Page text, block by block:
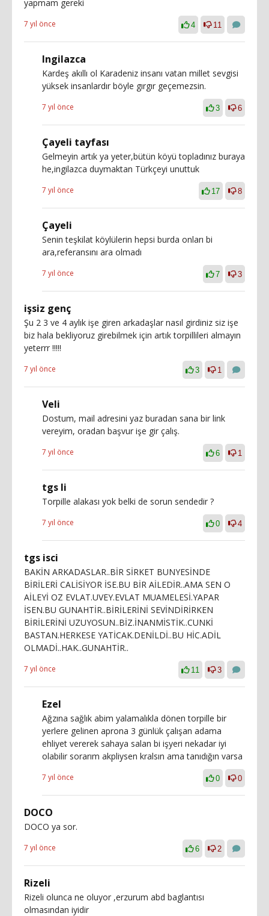
yapmam gereki
7 yıl önce 4 11
Ingilazca
Kardeş akıllı ol Karadeniz insanı vatan millet sevgisi
yüksek insanlardır böyle gırgır geçemezsin.
7 yıl önce 3 6
Çayeli tayfası
Gelmeyin artık ya yeter,bütün köyü topladınız buraya
he,ingilazca duymaktan Türkçeyi unuttuk
7 yıl önce 17 8
Çayeli
Senin teşkilat köylülerin hepsi burda onları bi
ara,referansını ara olmadı
7 yıl önce 7 3
işsiz genç
Şu 2 3 ve 4 aylık işe giren arkadaşlar nasıl girdiniz siz işe
biz hala bekliyoruz girebilmek için artık torpillileri almayın
yeterrr !!!!!
7 yıl önce 3 1
Veli
Dostum, mail adresini yaz buradan sana bir link
vereyim, oradan başvur işe gir çalış.
7 yıl önce 6 1
tgs li
Torpille alakası yok belki de sorun sendedir ?
7 yıl önce 0 4
tgs isci
BAKİN ARKADASLAR..BİR SİRKET BUNYESİNDE
BİRİLERİ CALİSİYOR İSE.BU BİR AİLEDİR..AMA SEN O
AİLEYİ OZ EVLAT.UVEY.EVLAT MUAMELESİ.YAPAR
İSEN.BU GUNAHTİR..BİRİLERİNİ SEVİNDİRİRKEN
BİRİLERİNİ UZUYOSUN..BİZ.İNANMİSTİK..CUNKİ
BASTAN.HERKESE YATİCAK.DENİLDİ..BU HİC.ADİL
OLMADİ..HAK..GUNAHTİR..
7 yıl önce 11 3
Ezel
Ağzına sağlık abim yalamalıkla dönen torpille bir
yerlere gelinen aprona 3 günlük çalışan adama
ehliyet vererek sahaya salan bi işyeri nekadar iyi
olabilir sorarım akpliysen kralsın ama tanıdığın varsa
7 yıl önce 0 0
DOCO
DOCO ya sor.
7 yıl önce 6 2
Rizeli
Rizeli olunca ne oluyor ,erzurum abd baglantısı
olmasından iyidir